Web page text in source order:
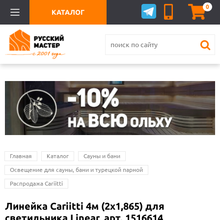
0
КАТАЛОГ
Главная Каталог Сауны и бани
Освещение для сауны, бани и турецкой парной
Распродажа Cariitti
Линейка Cariitti 4м (2х1,865) для
светильника Linear, арт. 1516614